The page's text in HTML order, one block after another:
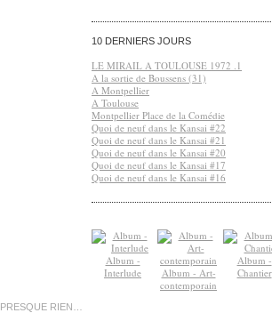
PRESQUE RIEN…
10 DERNIERS JOURS
LE MIRAIL A TOULOUSE 1972 .1
A la sortie de Boussens (31)
A Montpellier
A Toulouse
Montpellier Place de la Comédie
Quoi de neuf dans le Kansai #22
Quoi de neuf dans le Kansai #21
Quoi de neuf dans le Kansai #20
Quoi de neuf dans le Kansai #17
Quoi de neuf dans le Kansai #16
Album -
Interlude
Album - Art-
contemporain
Album -
Chantier